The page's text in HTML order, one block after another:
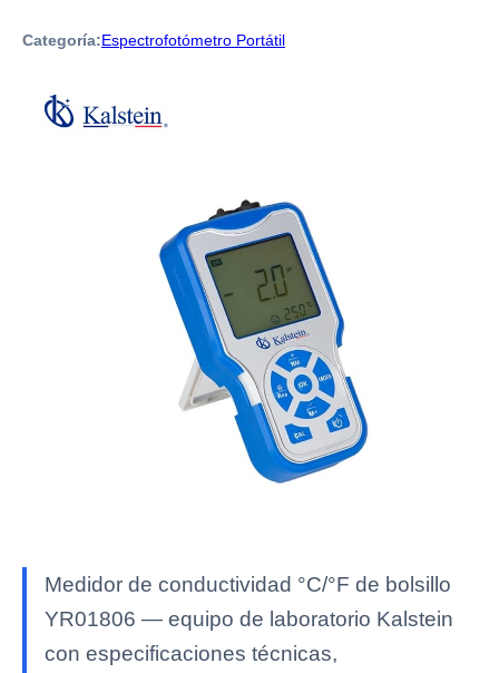
Categoría:Espectrofotómetro Portátil
Medidor de conductividad °C/°F de bolsillo
YR01806 — equipo de laboratorio Kalstein
con especificaciones técnicas,